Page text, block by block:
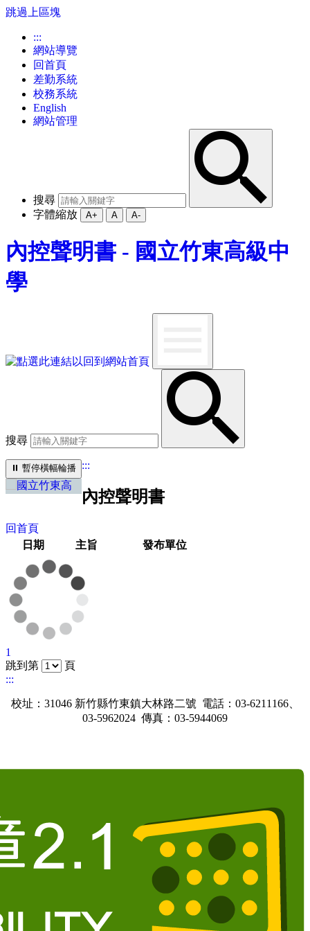
跳過上區塊
:::
網站導覽
回首頁
差勤系統
校務系統
English
網站管理
搜尋
字體縮放
A+ A A-
內控聲明書 - 國立竹東高級中
學
搜尋
⏸︎ 暫停橫幅輪播 :::
內控聲明書
回首頁
日期
主旨 發布單位
1
跳到第
頁
:::
校址：31046 新竹縣竹東鎮大林路二號 電話：03-6211166、
03-5962024 傳真：03-5944069